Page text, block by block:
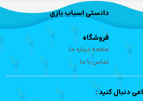
دانستی اسباب بازی
فروشگاه
صفحه درباره ما
تماس با ما
دنبال کنید :